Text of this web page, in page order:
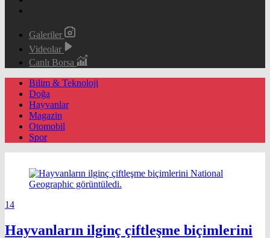
Galeriler
Videolar
Canlı Borsa
Bilim & Teknoloji
Doğa
Hayvanlar
Magazin
Otomobil
Spor
14
Hayvanların ilginç çiftleşme biçimlerini